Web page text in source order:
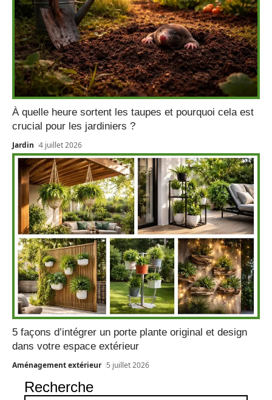
À quelle heure sortent les taupes et pourquoi cela est
crucial pour les jardiniers ?
Jardin 4 juillet 2026
5 façons d’intégrer un porte plante original et design
dans votre espace extérieur
Aménagement extérieur 5 juillet 2026
Recherche